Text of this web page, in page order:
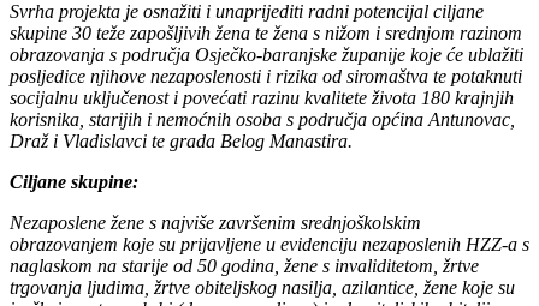
Svrha projekta je osnažiti i unaprijediti radni potencijal ciljane
skupine 30 teže zapošljivih žena te žena s nižom i srednjom razinom
obrazovanja s područja Osječko-baranjske županije koje će ublažiti
posljedice njihove nezaposlenosti i rizika od siromaštva te potaknuti
socijalnu uključenost i povećati razinu kvalitete života 180 krajnjih
korisnika, starijih i nemoćnih osoba s područja općina Antunovac,
Draž i Vladislavci te grada Belog Manastira.
Ciljane skupine:
Nezaposlene žene s najviše završenim srednjoškolskim
obrazovanjem koje su prijavljene u evidenciju nezaposlenih HZZ-a s
naglaskom na starije od 50 godina, žene s invaliditetom, žrtve
trgovanja ljudima, žrtve obiteljskog nasilja, azilantice, žene koje su